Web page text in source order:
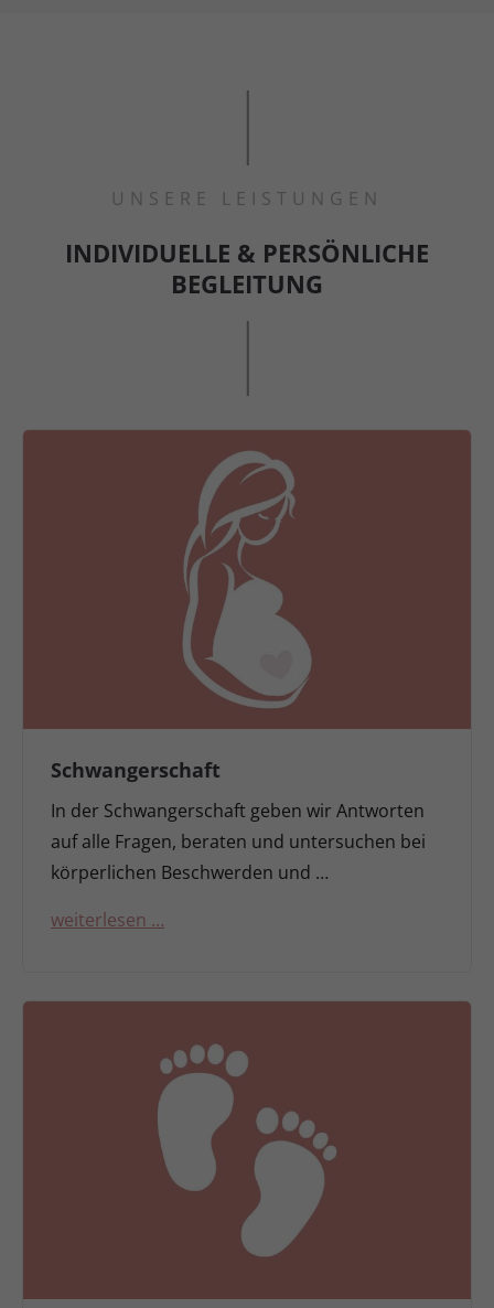
UNSERE LEISTUNGEN
INDIVIDUELLE & PERSÖNLICHE
BEGLEITUNG
Schwangerschaft
In der Schwangerschaft geben wir Antworten
auf alle Fragen, beraten und untersuchen bei
körperlichen Beschwerden und …
weiterlesen …